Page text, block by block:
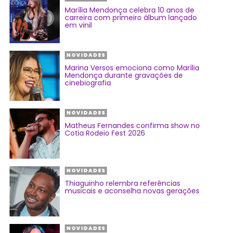
Marília Mendonça celebra 10 anos de
carreira com primeiro álbum lançado
em vinil
NOVIDADES
Marina Versos emociona como Marília
Mendonça durante gravações de
cinebiografia
NOVIDADES
Matheus Fernandes confirma show no
Cotia Rodeio Fest 2026
NOVIDADES
Thiaguinho relembra referências
musicais e aconselha novas gerações
NOVIDADES